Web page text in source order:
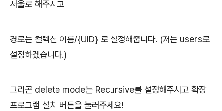
서울로 해주시고
경로는 컬렉션 이름/{UID} 로 설정해줍니다. (저는 users로
설정하겠습니다.)
그리곤 delete mode는 Recursive를 설정해주시고 확장
프로그램 설치 버튼을 눌러주세요!